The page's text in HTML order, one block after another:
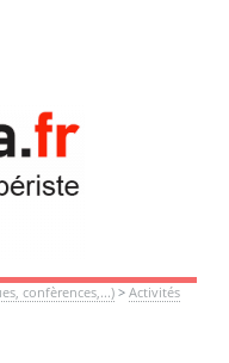
confèrences,...)> Activités